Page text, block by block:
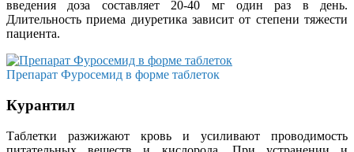
введения доза составляет 20-40 мг один раз в день.
Длительность приема диуретика зависит от степени тяжести
пациента.
Препарат Фуросемид в форме таблеток
Курантил
Таблетки разжижают кровь и усиливают проводимость